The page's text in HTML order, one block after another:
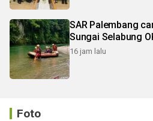
SAR Palembang
Sungai Selabung
16 jam lalu
Foto